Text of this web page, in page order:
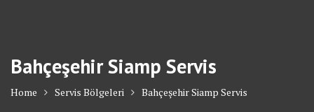
Bahçeşehir Siamp Servis
Home Servis Bölgeleri Bahçeşehir Siamp Servis